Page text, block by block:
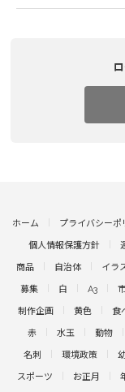
ホーム プライバシーポ
個人情報保護方針
商品 自治体 イラ
募集 白 A3
制作企画 黄色 食
赤 水玉 動物
名刺 環境政策
スポーツ お正月